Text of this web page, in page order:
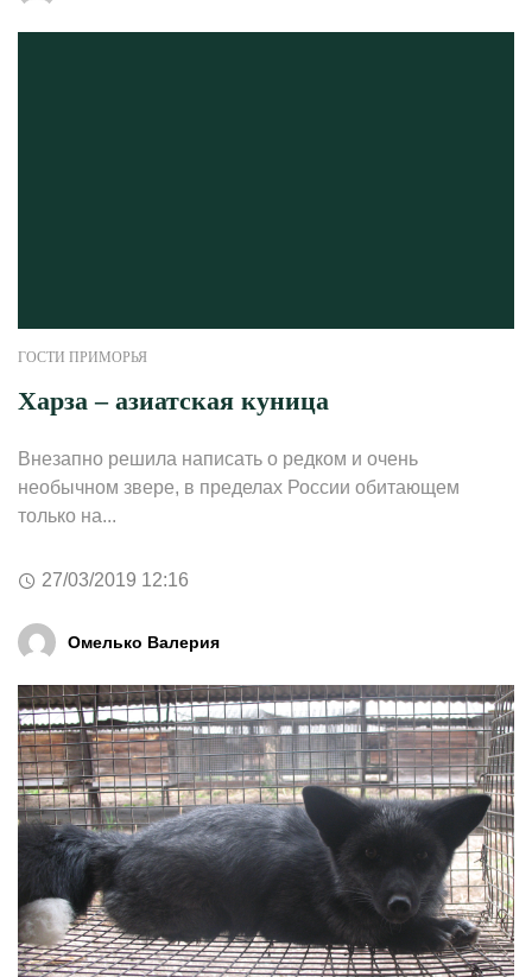
ГОСТИ ПРИМОРЬЯ
Харза – азиатская куница
Внезапно решила написать о редком и очень
необычном звере, в пределах России обитающем
только на...
27/03/2019 12:16
Омелько Валерия